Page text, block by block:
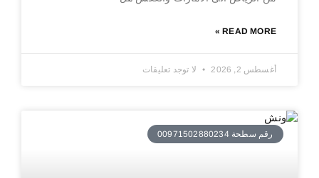
READ MORE »
أغسطس 2, 2026 لا توجد تعليقات
رقم سطحة 00971502880234